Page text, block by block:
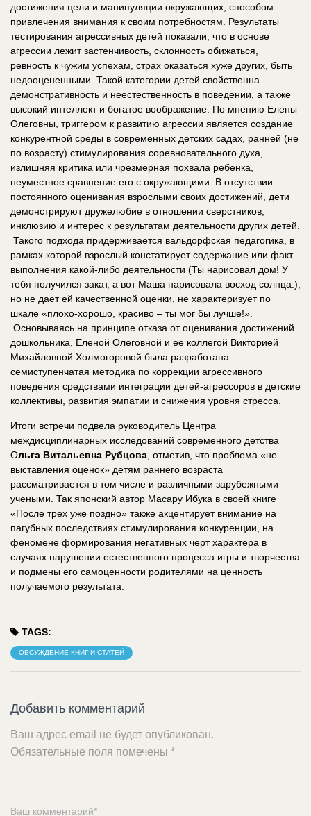
достижения цели и манипуляции окружающих; способом
привлечения внимания к своим потребностям. Результаты
тестирования агрессивных детей показали, что в основе
агрессии лежит застенчивость, склонность обижаться,
ревность к чужим успехам, страх оказаться хуже других, быть
недооцененными. Такой категории детей свойственна
демонстративность и неестественность в поведении, а также
высокий интеллект и богатое воображение. По мнению Елены
Олеговны, триггером к развитию агрессии является создание
конкурентной среды в современных детских садах, ранней (не
по возрасту) стимулирования соревновательного духа,
излишняя критика или чрезмерная похвала ребенка,
неуместное сравнение его с окружающими. В отсутствии
постоянного оценивания взрослыми своих достижений, дети
демонстрируют дружелюбие в отношении сверстников,
инклюзию и интерес к результатам деятельности других детей.
Такого подхода придерживается вальдорфская педагогика, в
рамках которой взрослый констатирует содержание или факт
выполнения какой-либо деятельности (Ты нарисовал дом! У
тебя получился закат, а вот Маша нарисовала восход солнца.),
но не дает ей качественной оценки, не характеризует по
шкале «плохо-хорошо, красиво – ты мог бы лучше!».
Основываясь на принципе отказа от оценивания достижений
дошкольника, Еленой Олеговной и ее коллегой Викторией
Михайловной Холмогоровой была разработана
семиступенчатая методика по коррекции агрессивного
поведения средствами интеграции детей-агрессоров в детские
коллективы, развития эмпатии и снижения уровня стресса.
Итоги встречи подвела руководитель Центра
междисциплинарных исследований современного детства
Ольга Витальевна Рубцова , отметив, что проблема «не
выставления оценок» детям раннего возраста
рассматривается в том числе и различными зарубежными
учеными. Так японский автор Масару Ибука в своей книге
«После трех уже поздно» также акцентирует внимание на
пагубных последствиях стимулирования конкуренции, на
феномене формирования негативных черт характера в
случаях нарушении естественного процесса игры и творчества
и подмены его самоценности родителями на ценность
получаемого результата.
TAGS:
ОБСУЖДЕНИЕ КНИГ И СТАТЕЙ
Добавить комментарий
Ваш адрес email не будет опубликован.
Обязательные поля помечены *